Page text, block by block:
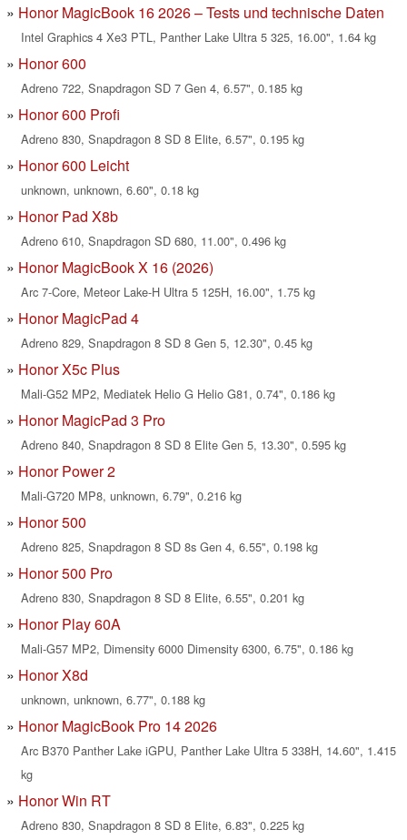
Honor MagicBook 16 2026 – Tests und technische Daten
Intel Graphics 4 Xe3 PTL, Panther Lake Ultra 5 325, 16.00", 1.64 kg
Honor 600
Adreno 722, Snapdragon SD 7 Gen 4, 6.57", 0.185 kg
Honor 600 Profi
Adreno 830, Snapdragon 8 SD 8 Elite, 6.57", 0.195 kg
Honor 600 Leicht
unknown, unknown, 6.60", 0.18 kg
Honor Pad X8b
Adreno 610, Snapdragon SD 680, 11.00", 0.496 kg
Honor MagicBook X 16 (2026)
Arc 7-Core, Meteor Lake-H Ultra 5 125H, 16.00", 1.75 kg
Honor MagicPad 4
Adreno 829, Snapdragon 8 SD 8 Gen 5, 12.30", 0.45 kg
Honor X5c Plus
Mali-G52 MP2, Mediatek Helio G Helio G81, 0.74", 0.186 kg
Honor MagicPad 3 Pro
Adreno 840, Snapdragon 8 SD 8 Elite Gen 5, 13.30", 0.595 kg
Honor Power 2
Mali-G720 MP8, unknown, 6.79", 0.216 kg
Honor 500
Adreno 825, Snapdragon 8 SD 8s Gen 4, 6.55", 0.198 kg
Honor 500 Pro
Adreno 830, Snapdragon 8 SD 8 Elite, 6.55", 0.201 kg
Honor Play 60A
Mali-G57 MP2, Dimensity 6000 Dimensity 6300, 6.75", 0.186 kg
Honor X8d
unknown, unknown, 6.77", 0.188 kg
Honor MagicBook Pro 14 2026
Arc B370 Panther Lake iGPU, Panther Lake Ultra 5 338H, 14.60", 1.415
kg
Honor Win RT
Adreno 830, Snapdragon 8 SD 8 Elite, 6.83", 0.225 kg